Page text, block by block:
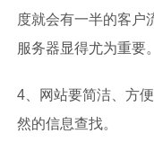
度就会有一半的客户
服务器显得尤为重要。
4、网站要简洁、方
然的信息查找。